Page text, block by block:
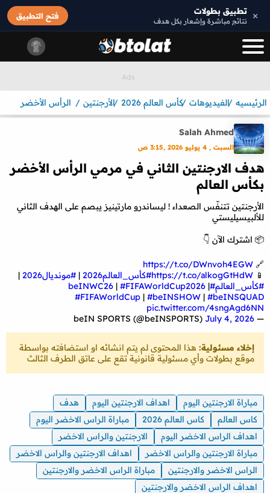
× تطبيق بطولات
نتائج مباشرة وإشعار بكل هدف
فتح التطبيق
الرئيسيه الفيديوهات كأس العالم 2026 الأرجنتين الرأس الأخضر
Salah Ahmed
السبت , 4 يوليو 2026 ,3:15 ص
هدف الارجنتين الثاني في مرمي الرأس الأخضر
بكأس العالم
الأرجنتين تتنفّس الصعداء ! ليساندرو مارتينيز يبصم على الهدف الثاني
للألبيسيليستي
📦 اشترك الآن 👇
🔗
https://t.co/DWnvoh4EGW
📱
https://t.co/alkogGtHdW#كأس_العالم2026 | #مونديال2026
|
#كأس_العالم#beINWC26
| #FIFAWorldCup2026 |
#FIFAWorldCup | #beINSHOW | #beINSQUAD
pic.twitter.com/4sngAgd6NN
— beIN SPORTS (@beINSPORTS)
July 4, 2026
إخلاء مسئولية: هذا المحتوى لم يتم انشائه او استضافته بواسطة
موقع بطولات وأي مسئولية قانونية تقع على عاتق الطرف الثالث
مباراة الارجنتين اليوم اهداف الارجنتين اليوم
هدف
كاس العالم
كاس العالم 2026
مباراة الراس الاخضر اليوم
اهداف الراس الاخضر اليوم
الارجنتين والراس الاخضر
مباراة الارجنتين والراس الاخضر
اهداف الارجنتين والراس الاخضر
الراس الاخضر والارجنتين
مباراة الراس الاخضر والارجنتين
اهداف الراس الاخضر والارجنتين